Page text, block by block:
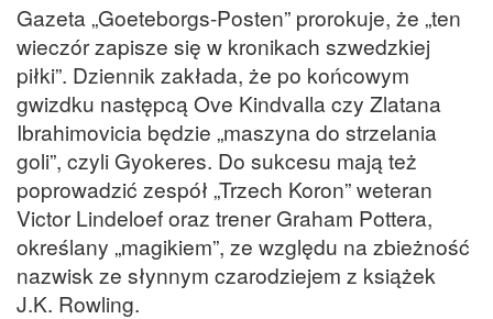
Gazeta „Goeteborgs-Posten” prorokuje, że „ten
wieczór zapisze się w kronikach szwedzkiej
piłki”. Dziennik zakłada, że po końcowym
gwizdku następcą Ove Kindvalla czy Zlatana
Ibrahimovicia będzie „maszyna do strzelania
goli”, czyli Gyokeres. Do sukcesu mają też
poprowadzić zespół „Trzech Koron” weteran
Victor Lindeloef oraz trener Graham Pottera,
określany „magikiem”, ze względu na zbieżność
nazwisk ze słynnym czarodziejem z książek
J.K. Rowling.